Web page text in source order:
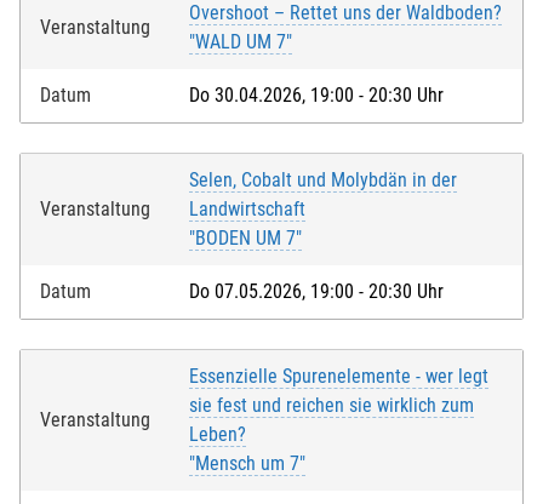
Veranstaltung
Overshoot – Rettet uns der Waldboden?
"WALD UM 7"
Datum Do 30.04.2026, 19:00 - 20:30 Uhr
Veranstaltung
Selen, Cobalt und Molybdän in der
Landwirtschaft
"BODEN UM 7"
Datum Do 07.05.2026, 19:00 - 20:30 Uhr
Veranstaltung
Essenzielle Spurenelemente - wer legt
sie fest und reichen sie wirklich zum
Leben?
"Mensch um 7"